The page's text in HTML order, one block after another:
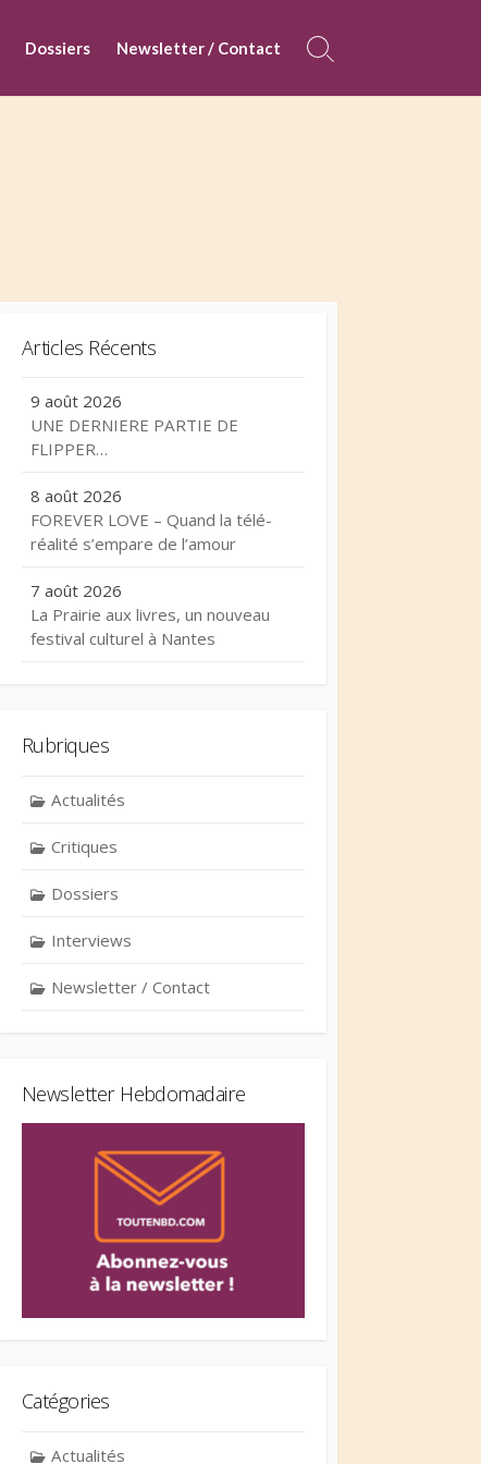
Dossiers Newsletter / Contact
Search
Articles Récents
9 août 2026
UNE DERNIERE PARTIE DE
FLIPPER…
8 août 2026
FOREVER LOVE – Quand la télé-
réalité s’empare de l’amour
7 août 2026
La Prairie aux livres, un nouveau
festival culturel à Nantes
Rubriques
Actualités
Critiques
Dossiers
Interviews
Newsletter / Contact
Newsletter Hebdomadaire
Catégories
Actualités